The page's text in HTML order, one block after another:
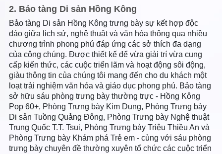
2. Bảo tàng Di sản Hồng Kông
Bảo tàng Di sản Hồng Kông trưng bày sự kết hợp độc
đáo giữa lịch sử, nghệ thuật và văn hóa thông qua nhiều
chương trình phong phú đáp ứng các sở thích đa dạng
của công chúng. Được thiết kế để vừa giải trí vừa cung
cấp kiến thức, các cuộc triển lãm và hoạt động sôi động,
giàu thông tin của chúng tôi mang đến cho du khách một
loạt trải nghiệm văn hóa và giáo dục phong phú. Bảo tàng
sở hữu sáu phòng trưng bày thường trực - Hồng Kông
Pop 60+, Phòng Trưng bày Kim Dung, Phòng Trưng bày
Di sản Tuồng Quảng Đông, Phòng Trưng bày Nghệ thuật
Trung Quốc T.T. Tsui, Phòng Trưng bày Triệu Thiều An và
Phòng Trưng bày Khám phá Trẻ em - cùng với sáu phòng
trưng bày chuyên đề thường xuyên tổ chức các cuộc triển